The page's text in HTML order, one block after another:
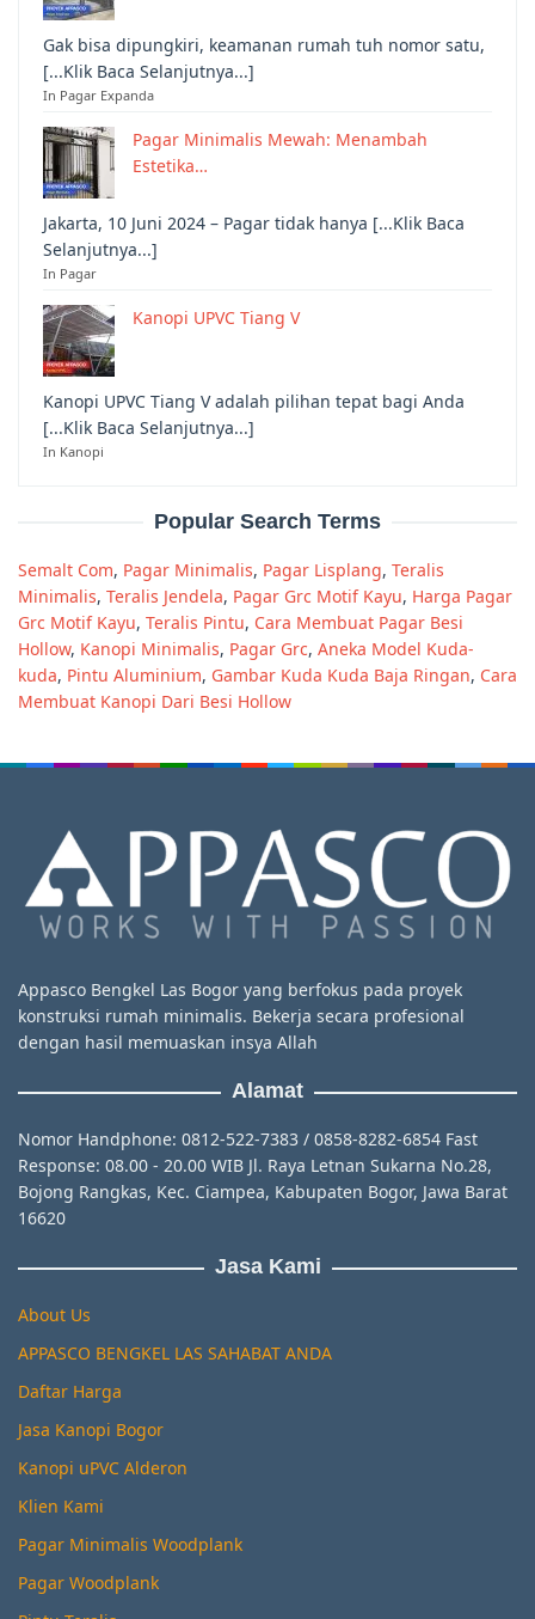
Gak bisa dipungkiri, keamanan rumah tuh nomor satu,
[...Klik Baca Selanjutnya...]
In Pagar Expanda
Pagar Minimalis Mewah: Menambah
Estetika…
Jakarta, 10 Juni 2024 – Pagar tidak hanya [...Klik Baca
Selanjutnya...]
In Pagar
Kanopi UPVC Tiang V
Kanopi UPVC Tiang V adalah pilihan tepat bagi Anda
[...Klik Baca Selanjutnya...]
In Kanopi
Popular Search Terms
Semalt Com, Pagar Minimalis, Pagar Lisplang, Teralis
Minimalis, Teralis Jendela, Pagar Grc Motif Kayu, Harga Pagar
Grc Motif Kayu, Teralis Pintu, Cara Membuat Pagar Besi
Hollow, Kanopi Minimalis, Pagar Grc, Aneka Model Kuda-
kuda, Pintu Aluminium, Gambar Kuda Kuda Baja Ringan, Cara
Membuat Kanopi Dari Besi Hollow
Appasco Bengkel Las Bogor yang berfokus pada proyek
konstruksi rumah minimalis. Bekerja secara profesional
dengan hasil memuaskan insya Allah
Alamat
Nomor Handphone: 0812-522-7383 / 0858-8282-6854 Fast
Response: 08.00 - 20.00 WIB Jl. Raya Letnan Sukarna No.28,
Bojong Rangkas, Kec. Ciampea, Kabupaten Bogor, Jawa Barat
16620
Jasa Kami
About Us
APPASCO BENGKEL LAS SAHABAT ANDA
Daftar Harga
Jasa Kanopi Bogor
Kanopi uPVC Alderon
Klien Kami
Pagar Minimalis Woodplank
Pagar Woodplank